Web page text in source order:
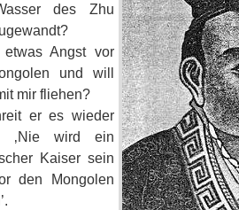
des Zhu
Angst vor
und will
mir fliehen?
er es wieder
‚Nie wird ein
Kaiser sein
den Mongolen